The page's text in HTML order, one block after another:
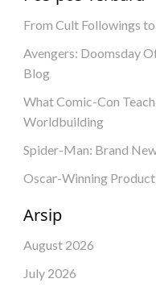
From Cult Followings
Avengers: Doomsday
Blog
What Comic-Con
Worldbuilding
Spider-Man: Brand
Oscar-Winning
Arsip
August 2026
July 2026